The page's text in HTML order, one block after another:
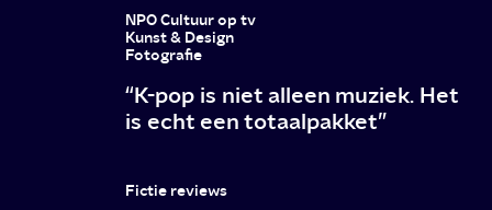
NPO Cultuur op tv
Kunst & Design
Fotografie
“K-pop is niet alleen muziek. Het
is echt een totaalpakket”
Fictie reviews